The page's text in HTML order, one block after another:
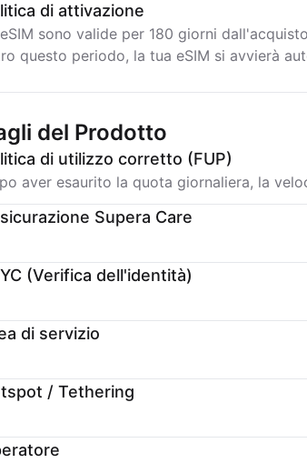
di attivazione
sono valide per 180 giorni
questo periodo, la tua eSIM si avvierà
del Prodotto
di utilizzo corretto (FUP)
aver esaurito la quota giornaliera, la
Supera Care
(Verifica dell'identità)
di servizio
/ Tethering